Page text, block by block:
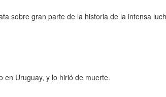
sobre gran parte de la historia de la intensa
en Uruguay, y lo hirió de muerte.